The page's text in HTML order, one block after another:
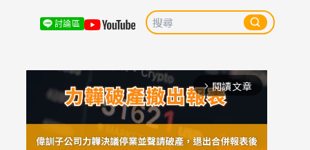
討論區
arrow_forward_ios 閱讀文章